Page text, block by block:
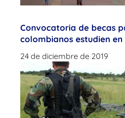
Convocatoria de becas
colombianos estudien en
24 de diciembre de 2019